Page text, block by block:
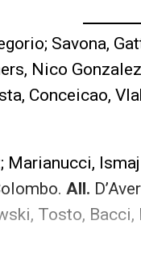
Savona,
Nico
Conceicao,
Marianucci,
All.
Tosto,